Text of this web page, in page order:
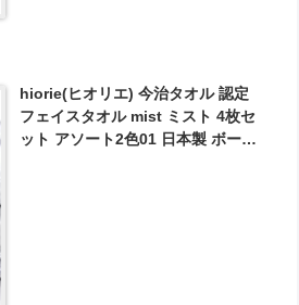
hiorie(ヒオリエ) 今治タオル 認定
フェイスタオル mist ミスト 4枚セ
ット アソート2色01 日本製 ボーダ